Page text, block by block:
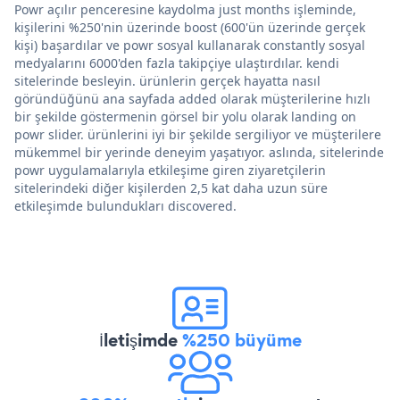
Powr açılır penceresine kaydolma just months işleminde,
kişilerini %250'nin üzerinde boost (600'ün üzerinde gerçek
kişi) başardılar ve powr sosyal kullanarak constantly sosyal
medyalarını 6000'den fazla takipçiye ulaştırdılar. kendi
sitelerinde besleyin. ürünlerin gerçek hayatta nasıl
göründüğünü ana sayfada added olarak müşterilerine hızlı
bir şekilde göstermenin görsel bir yolu olarak landing on
powr slider. ürünlerini iyi bir şekilde sergiliyor ve müşterilere
mükemmel bir yerinde deneyim yaşatıyor. aslında, sitelerinde
powr uygulamalarıyla etkileşime giren ziyaretçilerin
sitelerindeki diğer kişilerden 2,5 kat daha uzun süre
etkileşimde bulundukları discovered.
İletişimde%250 büyüme